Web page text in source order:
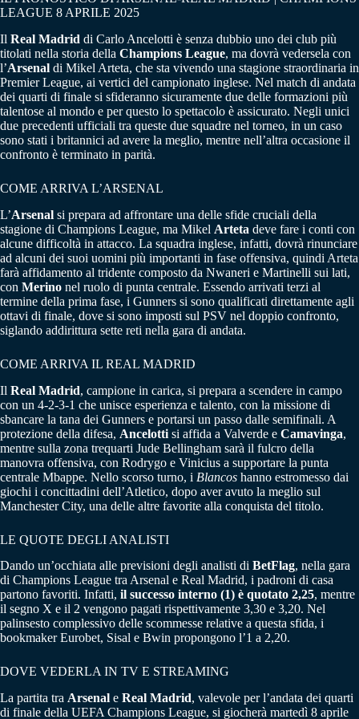
LEAGUE 8 APRILE 2025
Il Real Madrid di Carlo Ancelotti è senza dubbio uno dei club più
titolati nella storia della Champions League, ma dovrà vedersela con
l’Arsenal di Mikel Arteta, che sta vivendo una stagione straordinaria in
Premier League, ai vertici del campionato inglese. Nel match di andata
dei quarti di finale si sfideranno sicuramente due delle formazioni più
talentose al mondo e per questo lo spettacolo è assicurato. Negli unici
due precedenti ufficiali tra queste due squadre nel torneo, in un caso
sono stati i britannici ad avere la meglio, mentre nell’altra occasione il
confronto è terminato in parità.
COME ARRIVA L’ARSENAL
L’Arsenal si prepara ad affrontare una delle sfide cruciali della
stagione di Champions League, ma Mikel Arteta deve fare i conti con
alcune difficoltà in attacco. La squadra inglese, infatti, dovrà rinunciare
ad alcuni dei suoi uomini più importanti in fase offensiva, quindi Arteta
farà affidamento al tridente composto da Nwaneri e Martinelli sui lati,
con Merino nel ruolo di punta centrale. Essendo arrivati terzi al
termine della prima fase, i Gunners si sono qualificati direttamente agli
ottavi di finale, dove si sono imposti sul PSV nel doppio confronto,
siglando addirittura sette reti nella gara di andata.
COME ARRIVA IL REAL MADRID
Il Real Madrid, campione in carica, si prepara a scendere in campo
con un 4-2-3-1 che unisce esperienza e talento, con la missione di
sbancare la tana dei Gunners e portarsi un passo dalle semifinali. A
protezione della difesa, Ancelotti si affida a Valverde e Camavinga,
mentre sulla zona trequarti Jude Bellingham sarà il fulcro della
manovra offensiva, con Rodrygo e Vinicius a supportare la punta
centrale Mbappe. Nello scorso turno, i Blancos hanno estromesso dai
giochi i concittadini dell’Atletico, dopo aver avuto la meglio sul
Manchester City, una delle altre favorite alla conquista del titolo.
LE QUOTE DEGLI ANALISTI
Dando un’occhiata alle previsioni degli analisti di BetFlag, nella gara
di Champions League tra Arsenal e Real Madrid, i padroni di casa
partono favoriti. Infatti, il successo interno (1) è quotato 2,25, mentre
il segno X e il 2 vengono pagati rispettivamente 3,30 e 3,20. Nel
palinsesto complessivo delle scommesse relative a questa sfida, i
bookmaker Eurobet, Sisal e Bwin propongono l’1 a 2,20.
DOVE VEDERLA IN TV E STREAMING
La partita tra Arsenal e Real Madrid, valevole per l’andata dei quarti
di finale della UEFA Champions League, si giocherà martedì 8 aprile